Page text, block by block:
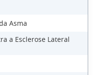
Asma
a Esclerose Lateral